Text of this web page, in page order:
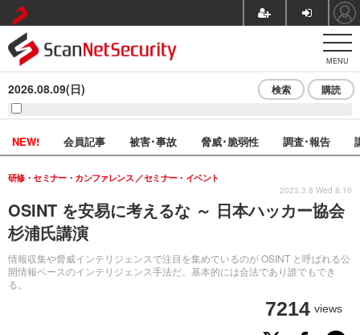
MENU
2026.08.09(日) 検索 購読
NEW! 会員記事 被害･事故 脅威･脆弱性 調査･報告
OSINT を安易に考えるな ～ 日本ハッカー協会
杉浦氏講演
情報収集や脅威インテリジェンスで注目を集めているのが OSINT と呼ばれる公
開情報ベースのインテリジェンス手法だ。基本的には合法であり誰でもでき
る。
研修・セミナー・カンファレンス セミナー・イベント
7214 views
2023.3.8 Wed 8:10